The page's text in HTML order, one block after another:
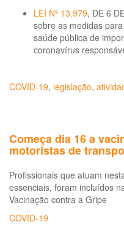
LEI Nº 13.979, DE 6
sobre as medidas
saúde pública de
coronavírus
COVID-19, legislação,
Começa dia 16 a
motoristas de
Profissionais que atuam
essenciais, foram incluídos
Vacinação contra a Gripe
COVID-19